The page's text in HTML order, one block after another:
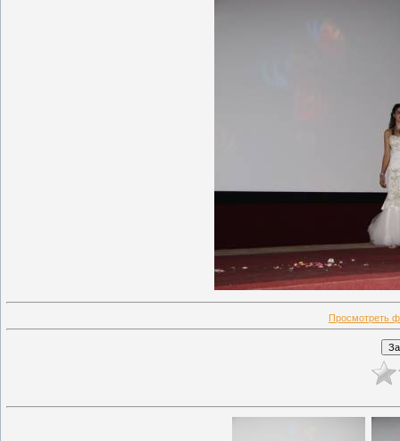
Просмотреть